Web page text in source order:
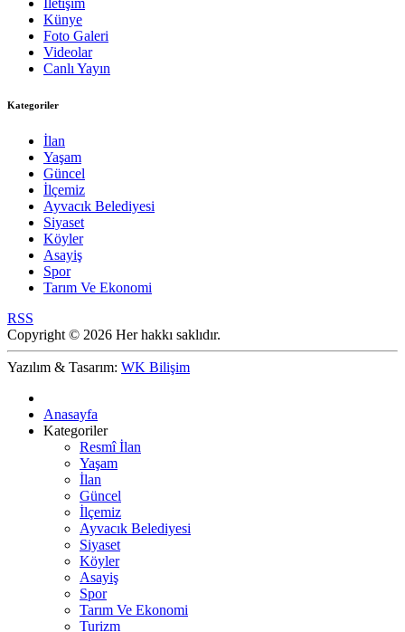
İletişim
Künye
Foto Galeri
Videolar
Canlı Yayın
Kategoriler
İlan
Yaşam
Güncel
İlçemiz
Ayvacık Belediyesi
Siyaset
Köyler
Asayiş
Spor
Tarım Ve Ekonomi
RSS
Copyright © 2026 Her hakkı saklıdır.
Yazılım & Tasarım: WK Bilişim
Anasayfa
Kategoriler
Resmî İlan
Yaşam
İlan
Güncel
İlçemiz
Ayvacık Belediyesi
Siyaset
Köyler
Asayiş
Spor
Tarım Ve Ekonomi
Turizm